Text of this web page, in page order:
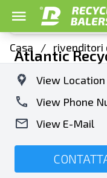
Casa / rivenditori
Atlantic
View Location
View Phone
View E-Mail